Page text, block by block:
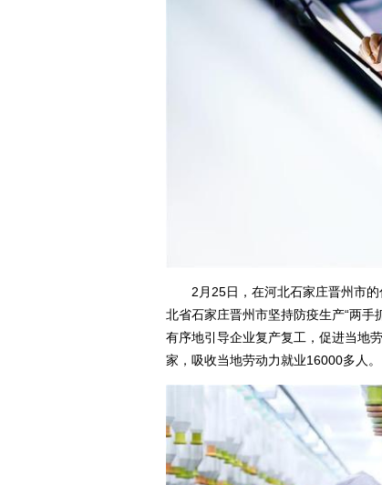
2月25日，在河北石家庄晋州市的
北省石家庄晋州市坚持防疫生产“两
有序地引导企业复产复工，促进当地
家，吸收当地劳动力就业16000多人。